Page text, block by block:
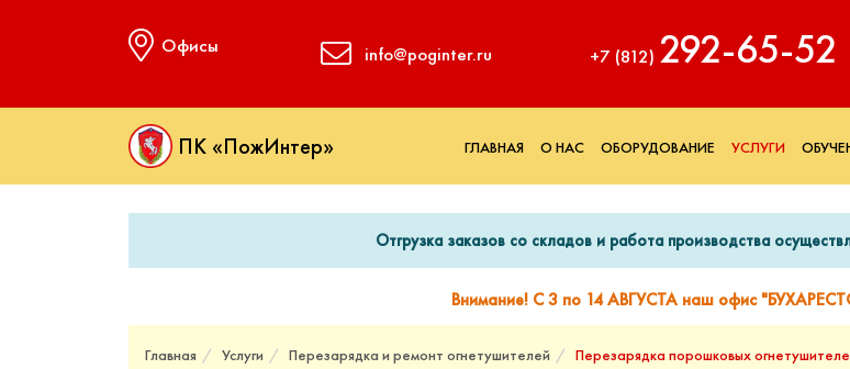
Офисы info@poginter.ru +7 (812) 292‑65‑52
ПК «ПожИнтер» ГЛАВНАЯ О НАС ОБОРУДОВАНИЕ УСЛУГИ
Отгрузка заказов со складов и работа производства
Внимание! С 3 по 14 АВГУСТА наш офис
Главная Услуги Перезарядка и ремонт огнетушителей Перезарядка порошковых